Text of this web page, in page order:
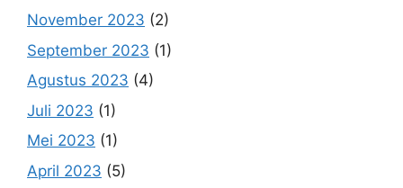
November 2023 (2)
September 2023 (1)
Agustus 2023 (4)
Juli 2023 (1)
Mei 2023 (1)
April 2023 (5)